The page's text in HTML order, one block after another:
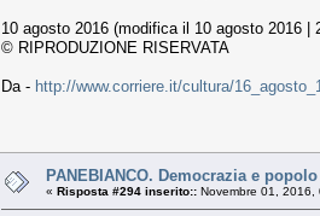
10 agosto 2016 (modifica il 10 agosto 2016 |
© RIPRODUZIONE RISERVATA
Da - http://www.corriere.it/cultura/
PANEBIANCO. Democrazia e
« Risposta #294 inserito:: Novembre 01, 2016,